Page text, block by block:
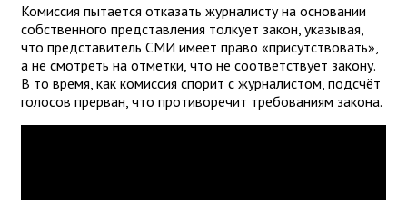
Комиссия пытается отказать журналисту на основании
собственного представления толкует закон, указывая,
что представитель СМИ имеет право «присутствовать»,
а не смотреть на отметки, что не соответствует закону.
В то время, как комиссия спорит с журналистом, подсчёт
голосов прерван, что противоречит требованиям закона.